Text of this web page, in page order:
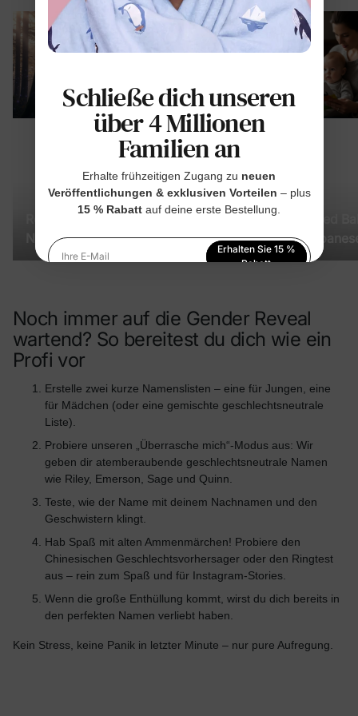
Romantic Fantasy Baby
Names: 80+ Romantasy-
Inspired Names for Your
75+ Anime-Inspired
Names 2026:
Names for Girls & Boys
Noch immer auf die Gender Reveal
wartend? So bereitest du dich wie ein
Profi vor
Erstelle zwei kurze Namenslisten – eine für Jungen, eine
für Mädchen (oder eine gemischte geschlechtsneutrale
Liste).
Probiere unseren „Überrasche mich“-Modus aus: Wir
geben dir atemberaubende geschlechtsneutrale Namen
wie Riley, Emerson, Sage und Quinn.
Teste, wie der Name mit deinem Nachnamen und den
Geschwistern klingt.
Hab Spaß mit alten Ammenmärchen! Probiere den
Chinesischen Geschlechtsvorhersager oder den Ringtest
aus – rein zum Spaß und für Instagram-Stories.
Wenn die große Enthüllung kommt, wirst du dich bereits in
den perfekten Namen verliebt haben.
Kein Stress, keine Panik in letzter Minute – nur pure Aufregung.
Schließe dich unseren
über 4 Millionen
Familien an
Erhalte frühzeitigen Zugang zu neuen
Veröffentlichungen & exklusiven Vorteilen – plus
15 % Rabatt auf deine erste Bestellung.
Ihre E-Mail
Erhalten Sie 15 %
Rabatt
Datenschutzerklärung
zu